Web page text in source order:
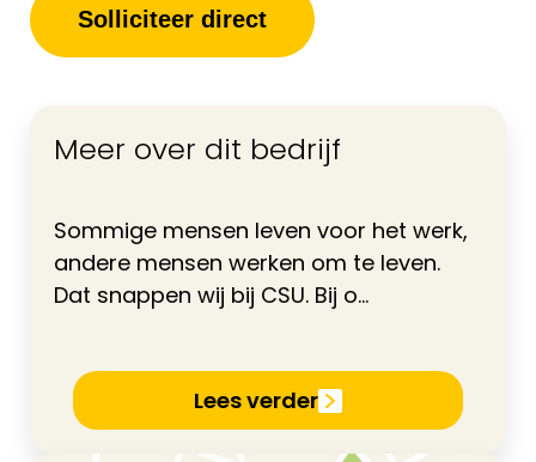
Solliciteer direct
Meer over dit bedrijf
Sommige mensen leven voor het werk,
andere mensen werken om te leven.
Dat snappen wij bij CSU. Bij o...
Lees verder